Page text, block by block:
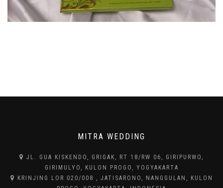
MITRA WEDDING
JL. GUA KISKENDO, GRIGAK, RT 18/RW 06, GIRIPURWO,
GIRIMULYO, KULON PROGO, YOGYAKARTA
KRINJING LOR 020/008 , JATISARONO, NANGGULAN, KULON